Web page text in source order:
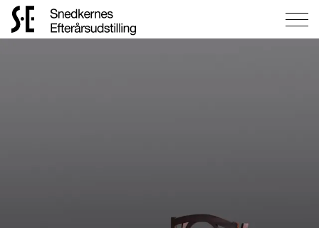
Gå